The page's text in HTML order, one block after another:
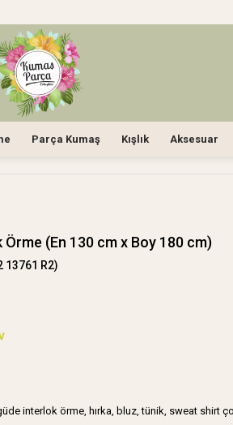
Parça Kumaş Kışlık Aksesuar
(En 130 cm x Boy 180 cm)
13761 R2)
interlok örme, hırka, bluz, tünik, sweat shirt